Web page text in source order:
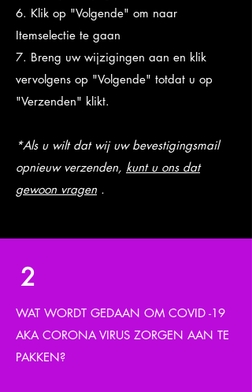
6. Klik op "Volgende" om naar
Itemselectie te gaan
7. Breng uw wijzigingen aan en klik
vervolgens op "Volgende" totdat u op
"Verzenden" klikt.
*Als u wilt dat wij uw bevestigingsmail
opnieuw verzenden, kunt u ons dat
gewoon vragen .
2
WAT WORDT GEDAAN OM COVID -19
AKA CORONA VIRUS ZORGEN AAN TE
PAKKEN?